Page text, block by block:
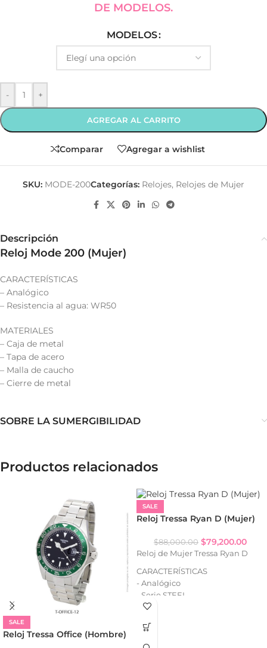
DE MODELOS.
MODELOS
- +
AGREGAR AL CARRITO
Comparar Agregar a wishlist
SKU: MODE-200Categorías: Relojes, Relojes de Mujer
Descripción
Reloj Mode 200 (Mujer)
CARACTERÍSTICAS
– Analógico
– Resistencia al agua: WR50
MATERIALES
– Caja de metal
– Tapa de acero
– Malla de caucho
– Cierre de metal
SOBRE LA SUMERGIBILIDAD
Productos relacionados
SALE
Reloj Tressa Office (Hombre)
SALE
Reloj Tressa Ryan D (Mujer)
$88,000.00 $79,200.00
Reloj de Mujer Tressa Ryan D
CARACTERÍSTICAS
- Analógico
- Serie STEEL
- Resistencia al agua: WR50
- Calendario
- Caja de acero